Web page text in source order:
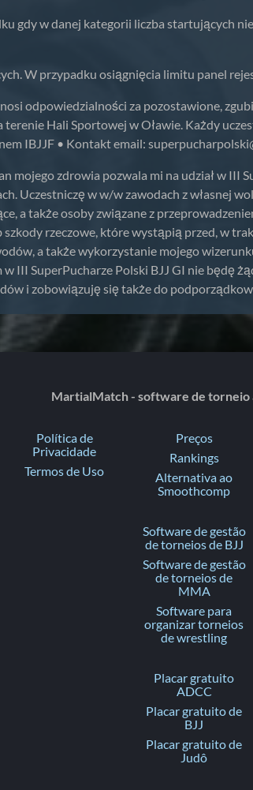
gdy w danej kategorii liczba startujących
W przypadku osiągnięcia limitu panel
odpowiedzialności za pozostawione,
terenie Hali Sportowej w Oławie. Każdy
IBJJF • Kontakt email:
mojego zdrowia pozwala mi na udział w III
Uczestniczę w w/w zawodach z własnej
a także osoby związane z
rzeczowe, które wystąpią przed, w
a także wykorzystanie mojego
w III SuperPucharze Polski BJJ GI nie będę
i zobowiązuję się także do
MartialMatch - software de torneio
Política de
Privacidade
Termos de Uso
Preços
Rankings
Alternativa ao
Smoothcomp
Software de gestão
de torneios de BJJ
Software de gestão
de torneios de
MMA
Software para
organizar torneios
de wrestling
Placar gratuito
ADCC
Placar gratuito de
BJJ
Placar gratuito de
Judô